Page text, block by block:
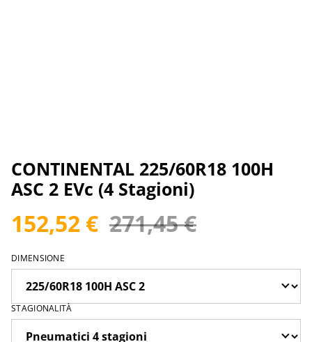
CONTINENTAL 225/60R18 100H
ASC 2 EVc (4 Stagioni)
152,52 € 271,45 €
DIMENSIONE
STAGIONALITÀ